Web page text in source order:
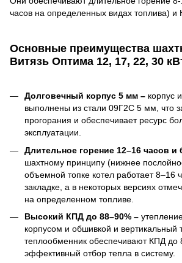
часов на определенных видах топлива) и
Основные преимущества
Витязь Оптима 12, 17, 22, 30
Долговечный корпус 5 мм – корпус
выполнены из стали 09Г2С 5 мм, что
прогорания и обеспечивает ресурс
эксплуатации.
Длительное горение 12–16 часов и
шахтному принципу (нижнее
объемной топке котел работает 8–16
закладке, а в некоторых версиях
на определенном топливе.
Высокий КПД до 88–90% –
корпусом и обшивкой и вертикальный
теплообменник обеспечивают КПД до
эффективный отбор тепла в систему.